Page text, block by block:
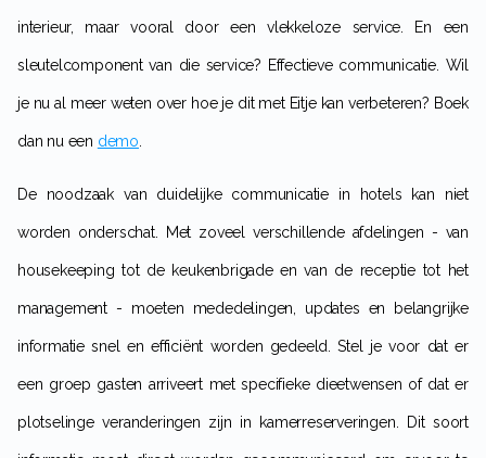
interieur, maar vooral door een vlekkeloze service. En een
sleutelcomponent van die service? Effectieve communicatie. Wil
je nu al meer weten over hoe je dit met Eitje kan verbeteren? Boek
dan nu een demo.
De noodzaak van duidelijke communicatie in hotels kan niet
worden onderschat. Met zoveel verschillende afdelingen - van
housekeeping tot de keukenbrigade en van de receptie tot het
management - moeten mededelingen, updates en belangrijke
informatie snel en efficiënt worden gedeeld. Stel je voor dat er
een groep gasten arriveert met specifieke dieetwensen of dat er
plotselinge veranderingen zijn in kamerreserveringen. Dit soort